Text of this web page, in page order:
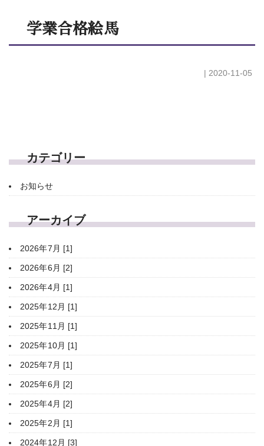
学業合格絵馬
| 2020-11-05
カテゴリー
お知らせ
アーカイブ
2026年7月 [1]
2026年6月 [2]
2026年4月 [1]
2025年12月 [1]
2025年11月 [1]
2025年10月 [1]
2025年7月 [1]
2025年6月 [2]
2025年4月 [2]
2025年2月 [1]
2024年12月 [3]